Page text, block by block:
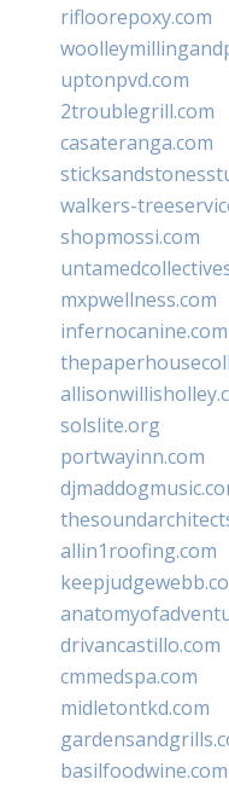
rifloorepoxy.com
uptonpvd.com
2troublegrill.com
casateranga.com
walkers-
shopmossi.com
mxpwellness.com
infernocanine.com
solslite.org
portwayinn.com
allin1roofing.com
drivancastillo.com
cmmedspa.com
midletontkd.com
basilfoodwine.com